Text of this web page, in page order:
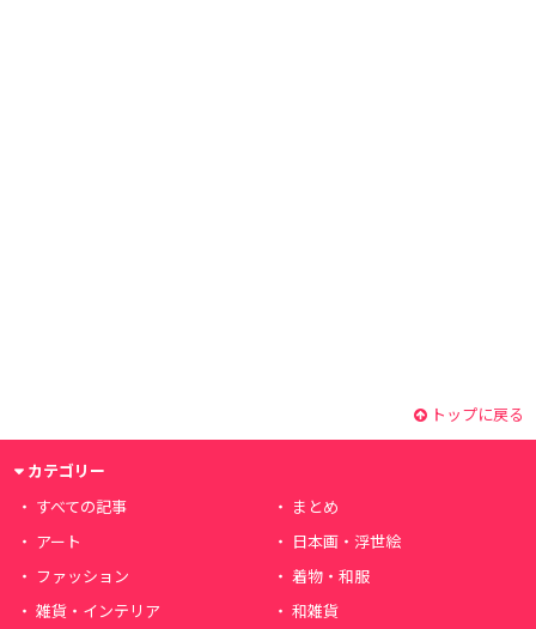
トップに戻る
カテゴリー
すべての記事
まとめ
アート
日本画・浮世絵
ファッション
着物・和服
雑貨・インテリア
和雑貨